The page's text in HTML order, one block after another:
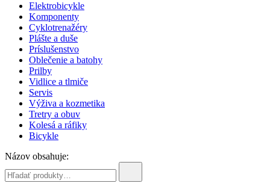
Elektrobicykle
Komponenty
Cyklotrenažéry
Plášte a duše
Príslušenstvo
Oblečenie a batohy
Prilby
Vidlice a tlmiče
Servis
Výživa a kozmetika
Tretry a obuv
Kolesá a ráfiky
Bicykle
Názov obsahuje: